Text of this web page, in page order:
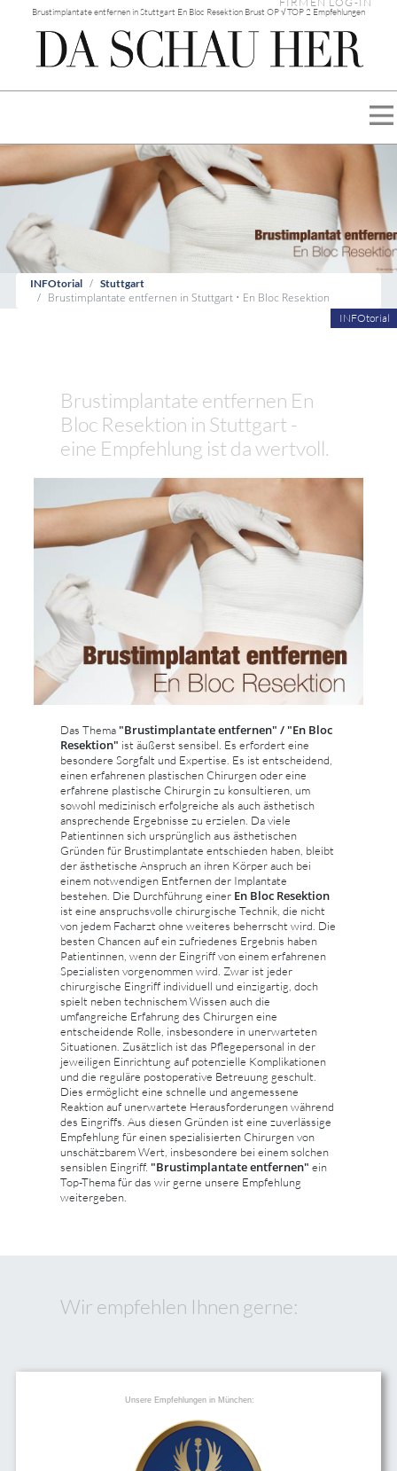
Brustimplantate entfernen in Stuttgart En Bloc Resektion Brust OP √ TOP 2 Empfehlungen
INFOtorial Stuttgart
Brustimplantate entfernen in Stuttgart • En Bloc Resektion
INFOtorial
Brustimplantate entfernen En
Bloc Resektion in Stuttgart -
eine Empfehlung ist da wertvoll.
Das Thema"Brustimplantate entfernen" / "En Bloc
Resektion" ist äußerst sensibel. Es erfordert eine
besondere Sorgfalt und Expertise. Es ist entscheidend,
einen erfahrenen plastischen Chirurgen oder eine
erfahrene plastische Chirurgin zu konsultieren, um
sowohl medizinisch erfolgreiche als auch ästhetisch
ansprechende Ergebnisse zu erzielen. Da viele
Patientinnen sich ursprünglich aus ästhetischen
Gründen für Brustimplantate entschieden haben, bleibt
der ästhetische Anspruch an ihren Körper auch bei
einem notwendigen Entfernen der Implantate
bestehen. Die Durchführung einer En Bloc Resektion
ist eine anspruchsvolle chirurgische Technik, die nicht
von jedem Facharzt ohne weiteres beherrscht wird. Die
besten Chancen auf ein zufriedenes Ergebnis haben
Patientinnen, wenn der Eingriff von einem erfahrenen
Spezialisten vorgenommen wird. Zwar ist jeder
chirurgische Eingriff individuell und einzigartig, doch
spielt neben technischem Wissen auch die
umfangreiche Erfahrung des Chirurgen eine
entscheidende Rolle, insbesondere in unerwarteten
Situationen. Zusätzlich ist das Pflegepersonal in der
jeweiligen Einrichtung auf potenzielle Komplikationen
und die reguläre postoperative Betreuung geschult.
Dies ermöglicht eine schnelle und angemessene
Reaktion auf unerwartete Herausforderungen während
des Eingriffs. Aus diesen Gründen ist eine zuverlässige
Empfehlung für einen spezialisierten Chirurgen von
unschätzbarem Wert, insbesondere bei einem solchen
sensiblen Eingriff. "Brustimplantate entfernen" ein
Top-Thema für das wir gerne unsere Empfehlung
weitergeben.
Wir empfehlen Ihnen gerne:
Unsere Empfehlungen in München: